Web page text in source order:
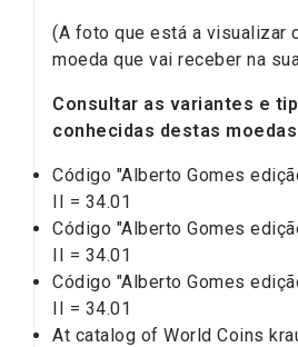
(A foto que está a visualizar
moeda que vai receber na
Consultar as variantes e
conhecidas destas
Código "Alberto Gomes
II = 34.01
Código "Alberto Gomes
II = 34.01
Código "Alberto Gomes
II = 34.01
At catalog of World Coins